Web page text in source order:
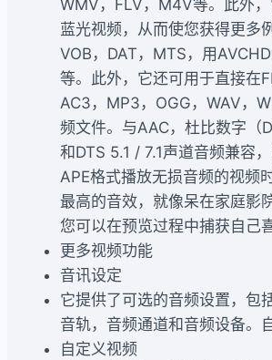
WMV，FLV，M4V等。此外
蓝光视频，从而使您获得更多
VOB，DAT，MTS，用
等。此外，它还可用于直接在
AC3，MP3，OGG，WAV，
频文件。与AAC，杜比数字（
和DTS 5.1 / 7.1声道音频兼容
APE格式播放无损音频的视频
最高的音效，就像呆在家庭影
您可以在预览过程中捕获自己
更多视频功能
音讯设定
它提供了可选的音频设置，包
音轨，音频通道和音频设备。
自定义视频